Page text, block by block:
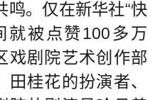
鸣。仅在新华社“快
就被点赞100多万
戏剧院艺术创作部
桂花的扮演者、